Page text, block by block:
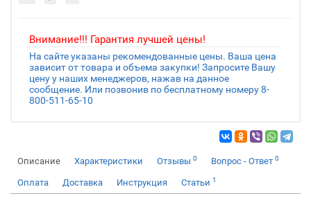
Внимание!!! Гарантия лучшей цены!
На сайте указаны рекомендованные цены. Ваша цена
зависит от товара и объема закупки! Запросите Вашу
цену у наших менеджеров, нажав на данное
сообщение. Или позвонив по бесплатному номеру 8-
800-511-65-10
Описание Характеристики Отзывы 0 Вопрос - Ответ 0
Оплата Доставка Инструкция Статьи 1